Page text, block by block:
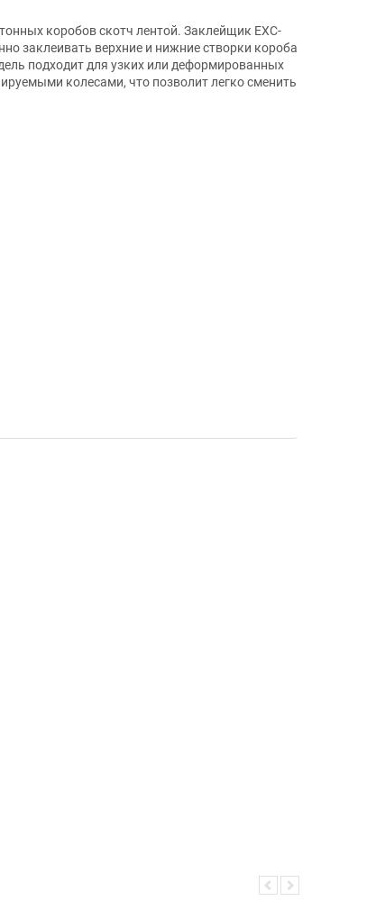
коробов скотч лентой. Заклейщик EXC-
заклеивать верхние и нижние створки короба
подходит для узких или деформированных
колесами, что позволит легко сменить